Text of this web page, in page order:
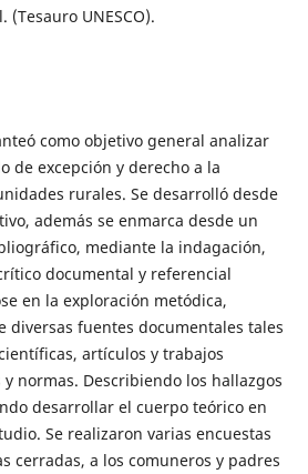
UNESCO).
como objetivo general analizar
de excepción y derecho a la
rurales. Se desarrolló desde
además se enmarca desde un
mediante la indagación,
documental y referencial
en la exploración metódica,
diversas fuentes documentales tales
artículos y trabajos
normas. Describiendo los hallazgos
desarrollar el cuerpo teórico en
Se realizaron varias encuestas
cerradas, a los comuneros y padres